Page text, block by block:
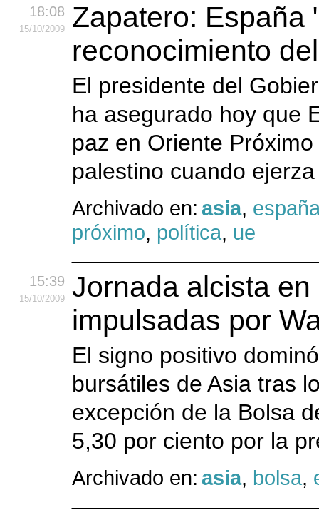
18:08
15/10/2009
Zapatero: España
reconocimiento
El presidente del
ha asegurado hoy que
paz en Oriente
palestino cuando
Archivado en: asia,
próximo, política, ue
15:39
15/10/2009
Jornada alcista
impulsadas por
El signo positivo
bursátiles de Asia tras
excepción de la Bolsa
5,30 por ciento por la
Archivado en: asia, bolsa,